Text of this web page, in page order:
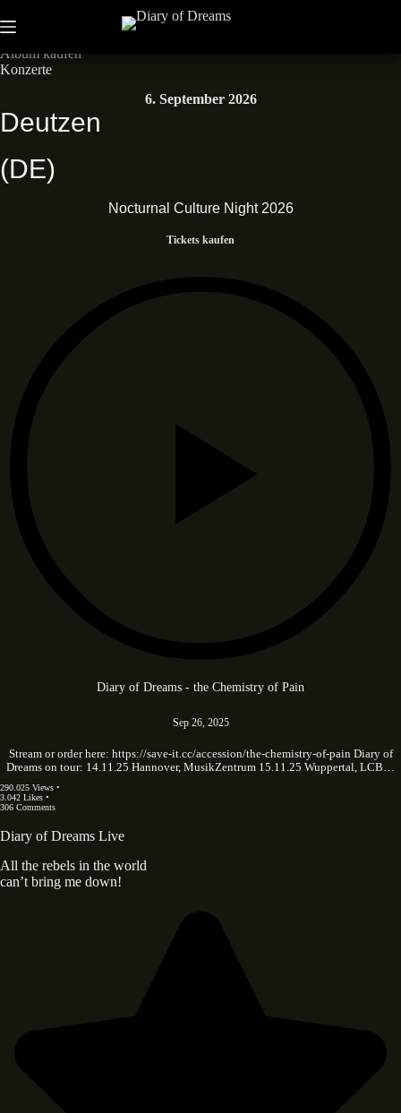
Inhalt
Neues Album • Dead End Dreams • Out now
Album kaufen
Konzerte
6. September 2026
Deutzen
(DE)
Nocturnal Culture Night 2026
Tickets kaufen
Diary of Dreams - the Chemistry of Pain
Sep 26, 2025
Stream or order here: https://save-it.cc/accession/the-chemistry-of-pain Diary of
Dreams on tour: 14.11.25 Hannover, MusikZentrum 15.11.25 Wuppertal, LCB…
290.025 Views •
3.042 Likes •
306 Comments
Diary of Dreams Live
All the rebels in the world
can’t bring me down!